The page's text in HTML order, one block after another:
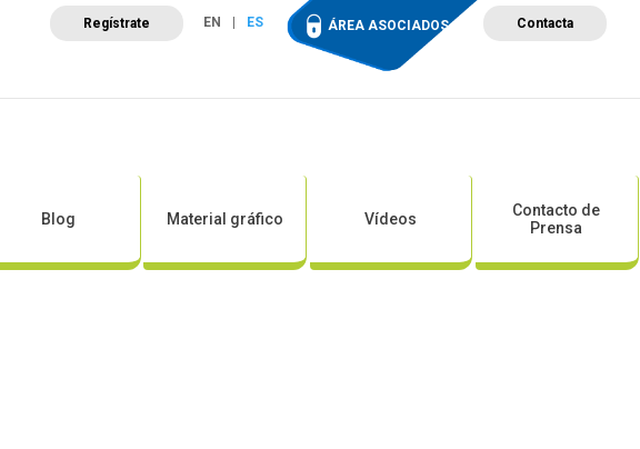
Regístrate EN ES ÁREA ASOCIADOS Contacta
Campus de Formación
Blog Material gráfico Vídeos
Contacto de
Prensa